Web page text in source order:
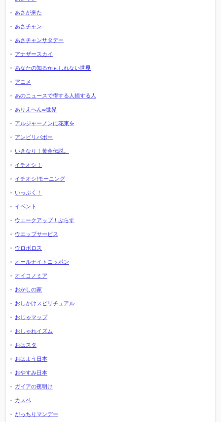
あさが来た
あさチャン
あさチャンサタデー
アナザースカイ
あなたの知るかもしれない世界
アニメ
あのニュースで得する人損する人
ありえへん∞世界
アルジャーノンに花束を
アンビリバボー
いきなり！黄金伝説。
イチオシ！
イチオシ!モーニング
いっぷく！
イベント
ウェークアップ！ぷらす
ウエッブサービス
ウロボロス
オールナイトニッポン
オイコノミア
おかしの家
おしかけスピリチュアル
おじゃマップ
おしゃれイズム
おはスタ
おはよう日本
おやすみ日本
ガイアの夜明け
カスペ
がっちりマンデー